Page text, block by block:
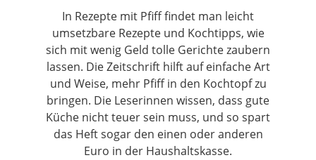
In Rezepte mit Pfiff findet man leicht
umsetzbare Rezepte und Kochtipps, wie
sich mit wenig Geld tolle Gerichte zaubern
lassen. Die Zeitschrift hilft auf einfache Art
und Weise, mehr Pfiff in den Kochtopf zu
bringen. Die Leserinnen wissen, dass gute
Küche nicht teuer sein muss, und so spart
das Heft sogar den einen oder anderen
Euro in der Haushaltskasse.